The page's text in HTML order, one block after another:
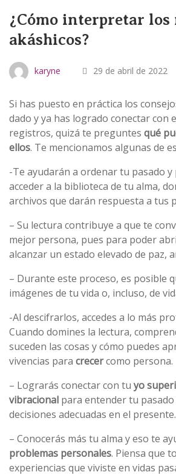
¿Cómo interpretar los
akáshicos?
karyne 29 de abril de 2022
Si has puesto en práctica los
dado y ya has logrado conectar con
registros, quizá te preguntes qué
ellos. Te mencionamos algunas de
-Te ayudarán a ordenar tu pasado y
acceder a la biblioteca de tu alma,
archivos que darán respuesta a tus
– Su lectura contribuye a que te
mejor persona, pues para poder
alcanzar un estado elevado de paz,
– Durante este proceso, es posible
imágenes de tu vida o, incluso, de
-Al descifrarlos, accedes a lo más
Cuando domines la lectura,
suceden las cosas y cómo puedes
vivencias para crecercomo persona.
– Lograrás conectar con tu yo
vibracional para entender tu
decisiones adecuadas en el presente.
– Conocerás más tu alma y eso te
problemas personales. Piensa que
experiencias que viviste en vidas